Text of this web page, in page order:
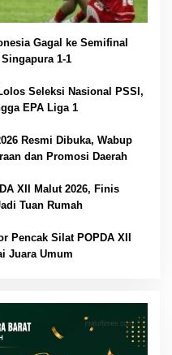
Gagal ke Semifinal
1-1
Seleksi Nasional PSSI,
EPA Liga 1
Resmi Dibuka, Wabup
dan Promosi Daerah
XII Malut 2026, Finis
Tuan Rumah
Pencak Silat POPDA XII
Juara Umum